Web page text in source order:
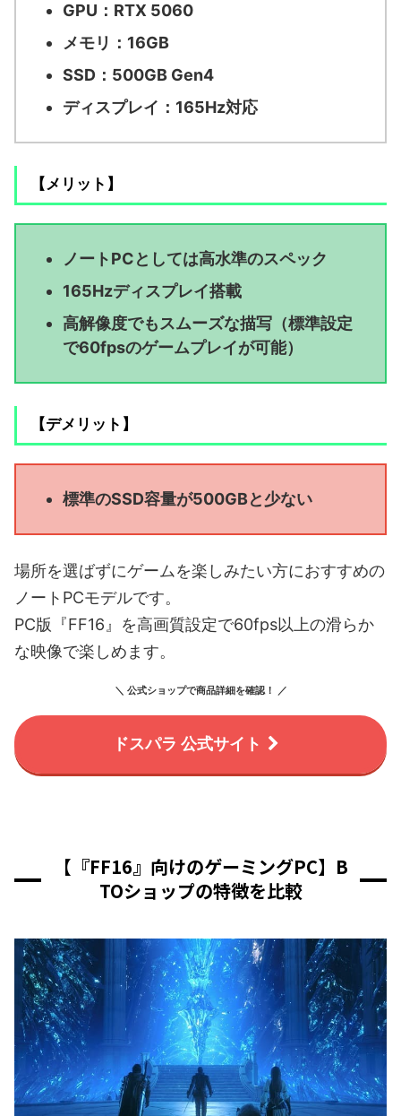
GPU：RTX 5060
メモリ：16GB
SSD：500GB Gen4
ディスプレイ：165Hz対応
【メリット】
ノートPCとしては高水準のスペック
165Hzディスプレイ搭載
高解像度でもスムーズな描写（標準設定
で60fpsのゲームプレイが可能）
【デメリット】
標準のSSD容量が500GBと少ない
場所を選ばずにゲームを楽しみたい方におすすめの
ノートPCモデルです。
PC版『FF16』を高画質設定で60fps以上の滑らか
な映像で楽しめます。
＼ 公式ショップで商品詳細を確認！ ／
ドスパラ 公式サイト
【『FF16』向けのゲーミングPC】B
TOショップの特徴を比較